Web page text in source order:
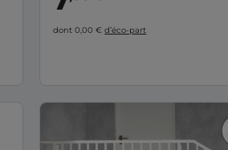
dont 0,00 €d’éco-part